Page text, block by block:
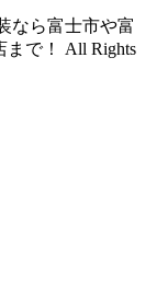
なら富士市や富
で！ All Rights